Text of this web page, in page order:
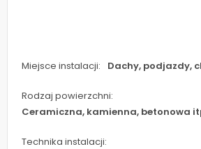
Miejsce instalacji: Dachy, podjazdy,
Rodzaj powierzchni:
Ceramiczna, kamienna, betonowa
Technika instalacji: